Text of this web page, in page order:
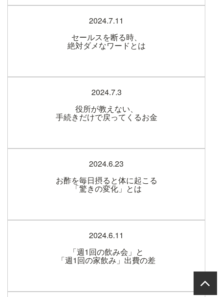
2024.7.11
セールスを断る時、
絶対ダメなワードとは
2024.7.3
役所が教えない、
手続きだけで戻ってくるお金
2024.6.23
お酢を毎日摂ると体に起こる
「驚きの変化」とは
2024.6.11
「週1回の飲み会」と
「週1回の家飲み」出費の差